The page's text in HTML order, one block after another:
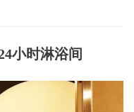
小时淋浴间